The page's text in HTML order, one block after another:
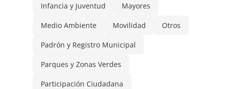
Infancia y Juventud Mayores
Medio Ambiente Movilidad Otros
Padrón y Registro Municipal
Parques y Zonas Verdes
Participación Ciudadana